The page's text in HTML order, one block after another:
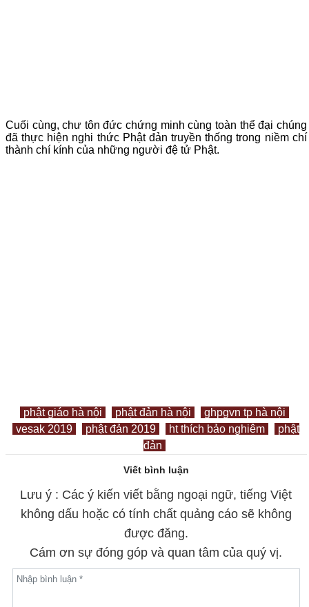
Cuối cùng, chư tôn đức chứng minh cùng toàn thể đại chúng
đã thực hiện nghi thức Phật đản truyền thống trong niềm chí
thành chí kính của những người đệ tử Phật.
phật giáo hà nội phật đản hà nội
ghpgvn tp hà nội
vesak 2019
phật đản 2019 ht thích bảo nghiêm
phật
đản
Viết bình luận
Lưu ý : Các ý kiến viết bằng ngoại ngữ, tiếng Việt
không dấu hoặc có tính chất quảng cáo sẽ không
được đăng.
Cám ơn sự đóng góp và quan tâm của quý vị.